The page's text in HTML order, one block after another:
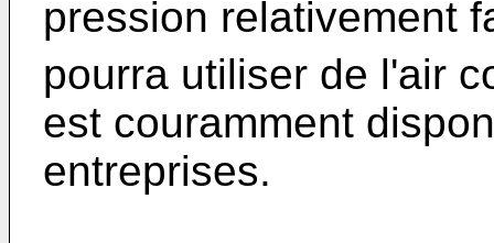
pression relativement
pourra utiliser de l'air
est couramment
entreprises.